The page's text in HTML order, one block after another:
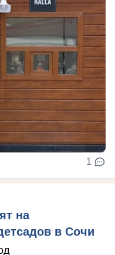
1
на
в Сочи